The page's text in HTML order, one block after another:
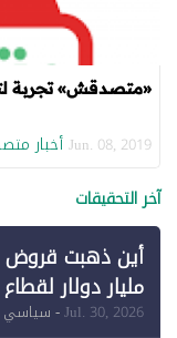
«متصدقش» تجربة
Jun. 08, 2019 أخبار
آخر التحقيقات
لـ"الطاقة
Jul. 30, 2026- سياسي